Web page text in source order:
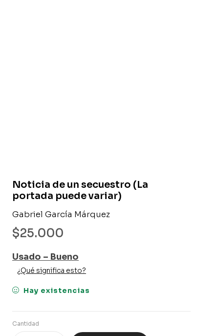
Noticia de un secuestro (La
portada puede variar)
Gabriel García Márquez
$25.000
Usado – Bueno
¿Qué significa esto?
Hay existencias
Cantidad